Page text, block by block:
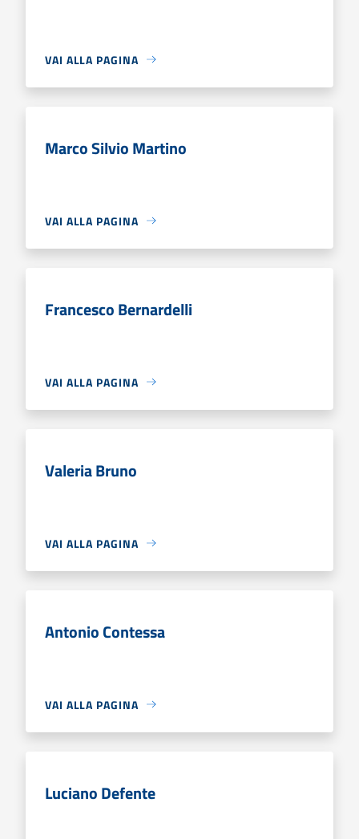
VAI ALLA PAGINA
Marco Silvio Martino
VAI ALLA PAGINA
Francesco Bernardelli
VAI ALLA PAGINA
Valeria Bruno
VAI ALLA PAGINA
Antonio Contessa
VAI ALLA PAGINA
Luciano Defente